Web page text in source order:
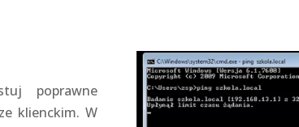
poprawne
klienckim. W